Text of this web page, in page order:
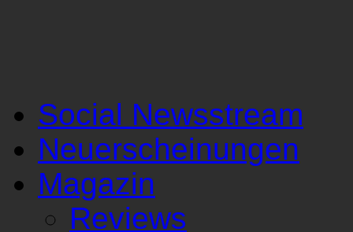
Social Newsstream
Neuerscheinungen
Magazin
Reviews